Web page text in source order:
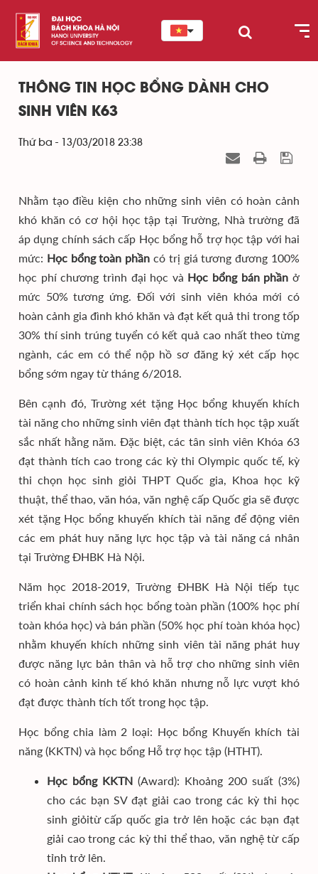
THÔNG TIN HỌC BỔNG DÀNH CHO
SINH VIÊN K63
Thứ ba - 13/03/2018 23:38
Nhằm tạo điều kiện cho những sinh viên có hoàn cảnh
khó khăn có cơ hội học tập tại Trường, Nhà trường đã
áp dụng chính sách cấp Học bổng hỗ trợ học tập với hai
mức: Học bổng toàn phần có trị giá tương đương 100%
học phí chương trình đại học và Học bổng bán phần ở
mức 50% tương ứng. Đối với sinh viên khóa mới có
hoàn cảnh gia đình khó khăn và đạt kết quả thi trong tốp
30% thí sinh trúng tuyển có kết quả cao nhất theo từng
ngành, các em có thể nộp hồ sơ đăng ký xét cấp học
bổng sớm ngay từ tháng 6/2018.
Bên cạnh đó, Trường xét tặng Học bổng khuyến khích
tài năng cho những sinh viên đạt thành tích học tập xuất
sắc nhất hằng năm. Đặc biệt, các tân sinh viên Khóa 63
đạt thành tích cao trong các kỳ thi Olympic quốc tế, kỳ
thi chọn học sinh giỏi THPT Quốc gia, Khoa học kỹ
thuật, thể thao, văn hóa, văn nghệ cấp Quốc gia sẽ được
xét tặng Học bổng khuyến khích tài năng để động viên
các em phát huy năng lực học tập và tài năng cá nhân
tại Trường ĐHBK Hà Nội.
Năm học 2018-2019, Trường ĐHBK Hà Nội tiếp tục
triển khai chính sách học bổng toàn phần (100% học phí
toàn khóa học) và bán phần (50% học phí toàn khóa học)
nhằm khuyến khích những sinh viên tài năng phát huy
được năng lực bản thân và hỗ trợ cho những sinh viên
có hoàn cảnh kinh tế khó khăn nhưng nỗ lực vượt khó
đạt được thành tích tốt trong học tập.
Học bổng chia làm 2 loại: Học bổng Khuyến khích tài
năng (KKTN) và học bổng Hỗ trợ học tập (HTHT).
Học bổng KKTN (Award): Khoảng 200 suất (3%)
cho các bạn SV đạt giải cao trong các kỳ thi học
sinh giỏitừ cấp quốc gia trở lên hoặc các bạn đạt
giải cao trong các kỳ thi thể thao, văn nghệ từ cấp
tỉnh trở lên.